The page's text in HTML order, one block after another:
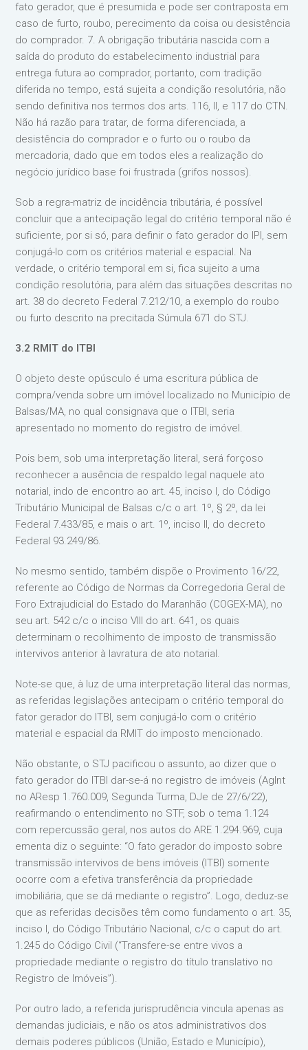
fato gerador, que é presumida e pode ser contraposta em
caso de furto, roubo, perecimento da coisa ou desistência
do comprador. 7. A obrigação tributária nascida com a
saída do produto do estabelecimento industrial para
entrega futura ao comprador, portanto, com tradição
diferida no tempo, está sujeita a condição resolutória, não
sendo definitiva nos termos dos arts. 116, II, e 117 do CTN.
Não há razão para tratar, de forma diferenciada, a
desistência do comprador e o furto ou o roubo da
mercadoria, dado que em todos eles a realização do
negócio jurídico base foi frustrada (grifos nossos).
Sob a regra-matriz de incidência tributária, é possível
concluir que a antecipação legal do critério temporal não é
suficiente, por si só, para definir o fato gerador do IPI, sem
conjugá-lo com os critérios material e espacial. Na
verdade, o critério temporal em si, fica sujeito a uma
condição resolutória, para além das situações descritas no
art. 38 do decreto Federal 7.212/10, a exemplo do roubo
ou furto descrito na precitada Súmula 671 do STJ.
3.2 RMIT do ITBI
O objeto deste opúsculo é uma escritura pública de
compra/venda sobre um imóvel localizado no Município de
Balsas/MA, no qual consignava que o ITBI, seria
apresentado no momento do registro de imóvel.
Pois bem, sob uma interpretação literal, será forçoso
reconhecer a ausência de respaldo legal naquele ato
notarial, indo de encontro ao art. 45, inciso I, do Código
Tributário Municipal de Balsas c/c o art. 1º, § 2º, da lei
Federal 7.433/85, e mais o art. 1º, inciso II, do decreto
Federal 93.249/86.
No mesmo sentido, também dispõe o Provimento 16/22,
referente ao Código de Normas da Corregedoria Geral de
Foro Extrajudicial do Estado do Maranhão (COGEX-MA), no
seu art. 542 c/c o inciso VIII do art. 641, os quais
determinam o recolhimento de imposto de transmissão
intervivos anterior à lavratura de ato notarial.
Note-se que, à luz de uma interpretação literal das normas,
as referidas legislações antecipam o critério temporal do
fator gerador do ITBI, sem conjugá-lo com o critério
material e espacial da RMIT do imposto mencionado.
Não obstante, o STJ pacificou o assunto, ao dizer que o
fato gerador do ITBI dar-se-á no registro de imóveis (AgInt
no AResp 1.760.009, Segunda Turma, DJe de 27/6/22),
reafirmando o entendimento no STF, sob o tema 1.124
com repercussão geral, nos autos do ARE 1.294.969, cuja
ementa diz o seguinte: “O fato gerador do imposto sobre
transmissão intervivos de bens imóveis (ITBI) somente
ocorre com a efetiva transferência da propriedade
imobiliária, que se dá mediante o registro”. Logo, deduz-se
que as referidas decisões têm como fundamento o art. 35,
inciso I, do Código Tributário Nacional, c/c o caput do art.
1.245 do Código Civil (“Transfere-se entre vivos a
propriedade mediante o registro do título translativo no
Registro de Imóveis”).
Por outro lado, a referida jurisprudência vincula apenas as
demandas judiciais, e não os atos administrativos dos
demais poderes públicos (União, Estado e Município),